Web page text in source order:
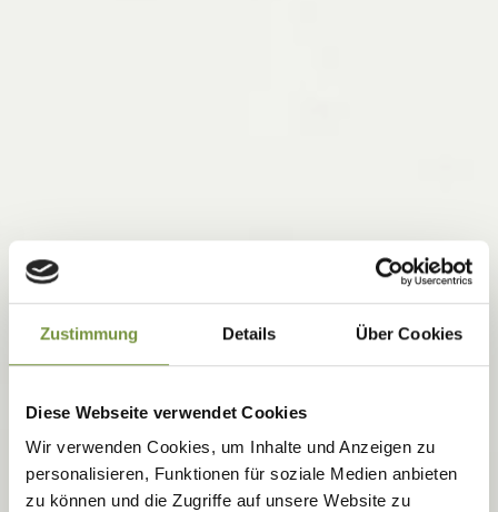
Zustimmung Details Über Cookies
Diese Webseite verwendet Cookies
Wir verwenden Cookies, um Inhalte und Anzeigen zu
personalisieren, Funktionen für soziale Medien anbieten
zu können und die Zugriffe auf unsere Website zu